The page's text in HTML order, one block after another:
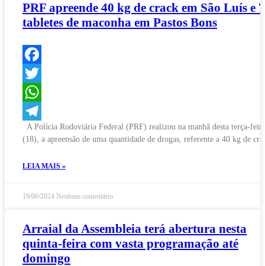
PRF apreende 40 kg de crack em São Luís e
tabletes de maconha em Pastos Bons
Facebook
Twitter
WhatsApp
Telegram
A Polícia Rodoviária Federal (PRF) realizou na manhã desta terça-feira
(18), a apreensão de uma quantidade de drogas, referente a 40 kg de
LEIA MAIS »
19/06/2024 Nenhum comentário
Arraial da Assembleia terá abertura nesta
quinta-feira com vasta programação até
domingo